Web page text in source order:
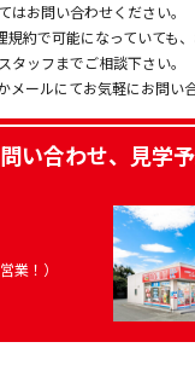
お問い合わせください。
約で可能になっていても
ッフまでご相談下さい。
ールにてお気軽にお問い
い合わせ、見学
業！）